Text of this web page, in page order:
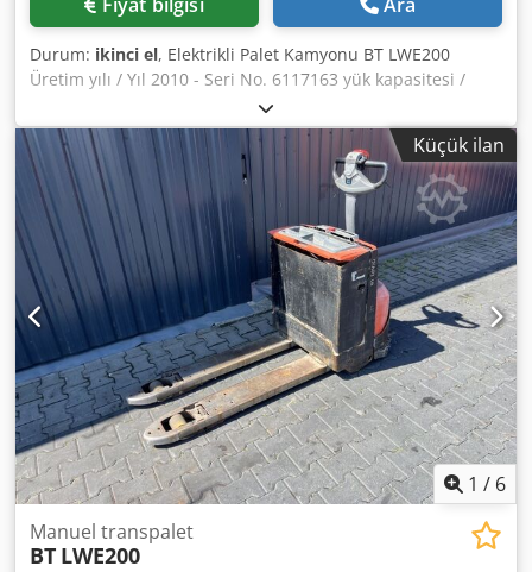
Durum: ikinci el, Elektrikli Palet Kamyonu BT LWE200
Üretim yılı / Yıl 2010 - Seri No. 6117163 yük kapasitesi /
forklift kaldırma kapasitesi maks. 2000kg Çalışma saatleri /
Çalışma Saatleri 2337 Kaldırma yüksekliği / Kaldırma
yüksekliği maks. 205mm Şarj Cihazı ile / Şarj Cihazı ile
Çatal Uzunluğu 1150mm Dcsdsxp H E Njpfx Ai Rek
WhatsApp ile Çevrimiçi Video İncelemesi - MS Zoom -
Telegram Stokta Emskirchen/Nürnberg - Hemen teslim -
Test edilebilir
Küçük ilan
1 / 6
Manuel transpalet
BT LWE200